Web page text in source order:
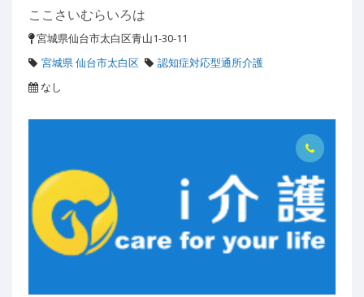
ここさいむらいろは
宮城県仙台市太白区青山1-30-11
宮城県 仙台市太白区
認知症対応型通所介護
なし